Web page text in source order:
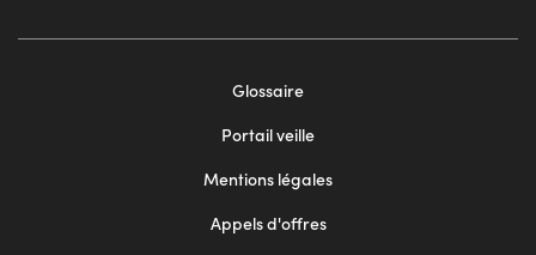
Glossaire
Portail veille
Mentions légales
Appels d'offres